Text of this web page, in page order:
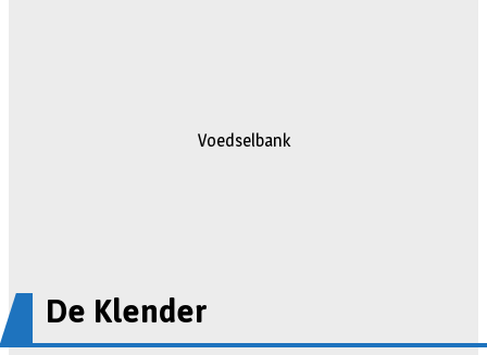
Voedselbank
De Klender